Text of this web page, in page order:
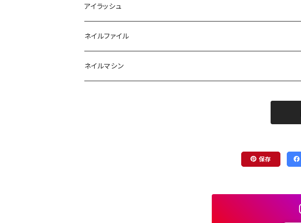
ソフトジェルチップ
ツール
パール
パウダー
ストーン
アイラッシュ
まつげ
グルー/リムーバー
ネイルファイル
ネイルマシン
保存